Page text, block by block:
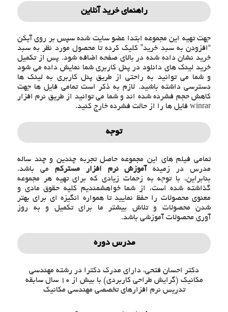
راهنمای خرید آنلاین
جهت تهیه این مجموعه ابتدا عضو سایت شده سپس بر روی آیکن
“افزودن به سبد خرید” کلیک کرده تا محصول مورد نظر به سبد
خرید نشان داده شده در بالای صفحه اضافه شود. پس از تکمیل
خرید لینک های دانلود در پنل کاربری شما نمایش داده می شود
و شما می توانید به راحتی از طریق پنل کاربری به لینک ها
دسترسی داشته باشید. لازم به ذکر است تمامی فایل ها جهت
کاهش حجم فشرده شده اند و شما می توانید از طریق نرم افزار
winrar فایل ها را از حالت فشرده خارج کنید.
توجه
تمامی فیلم های این مجموعه حاصل تجربه چندین و چند ساله
مدرس در زمینه آموزش نرم افزار مسترکم می باشد.
بنابراین، با توجه به زحمات زیادی که برای تهیه هر مجموعه
گذاشته شده است، از شما خواهشمندیم کلیه حقوق مادی و
معنوی محصولات را حفظ نمایید تا همواره انگیزه ای برای بهتر
شدن محصولات و تلاش بیشتر ما برای تکمیل و به روز
آوری محصولات آموزشی باشد.
مدرس دوره
دکتر احسان فتحی، دارای مدرک دکترا در رشته مهندسی
مکانیک (گرایش طراحی کاربردی) با بیش از 10 سال سابقه
تدریس نرم افزارهای تخصصی مهندسی مکانیک